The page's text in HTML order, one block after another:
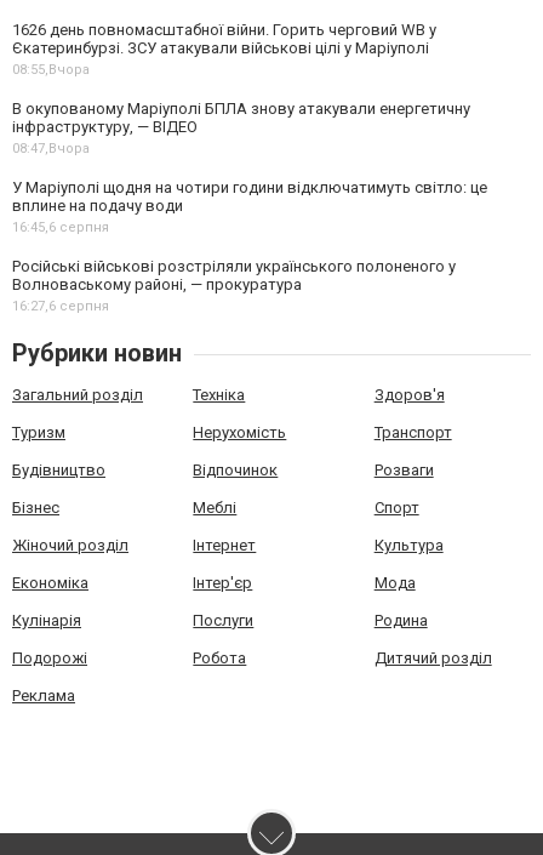
1626 день повномасштабної війни. Горить черговий WB у
Єкатеринбурзі. ЗСУ атакували військові цілі у Маріуполі
08:55,Вчора
В окупованому Маріуполі БПЛА знову атакували енергетичну
інфраструктуру, — ВІДЕО
08:47,Вчора
У Маріуполі щодня на чотири години відключатимуть світло: це
вплине на подачу води
16:45,6 серпня
Російські військові розстріляли українського полоненого у
Волноваському районі, — прокуратура
16:27,6 серпня
Рубрики новин
Загальний розділ Техніка Здоров'я
Туризм Нерухомість Транспорт
Будівництво Відпочинок Розваги
Бізнес Меблі Спорт
Жіночий розділ Інтернет Культура
Економіка Інтер'єр Мода
Кулінарія Послуги Родина
Подорожі Робота Дитячий розділ
Реклама